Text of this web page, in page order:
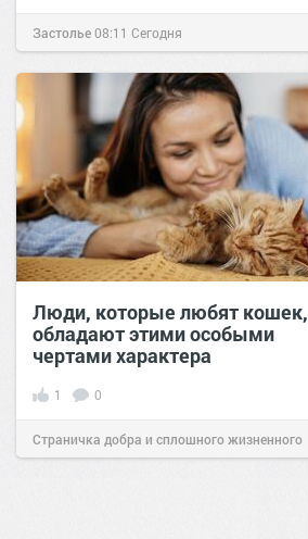
Застолье08:11 Сегодня
Люди, которые любят кошек,
обладают этими особыми
чертами характера
1 0
Страничка добра и сплошного жизненного